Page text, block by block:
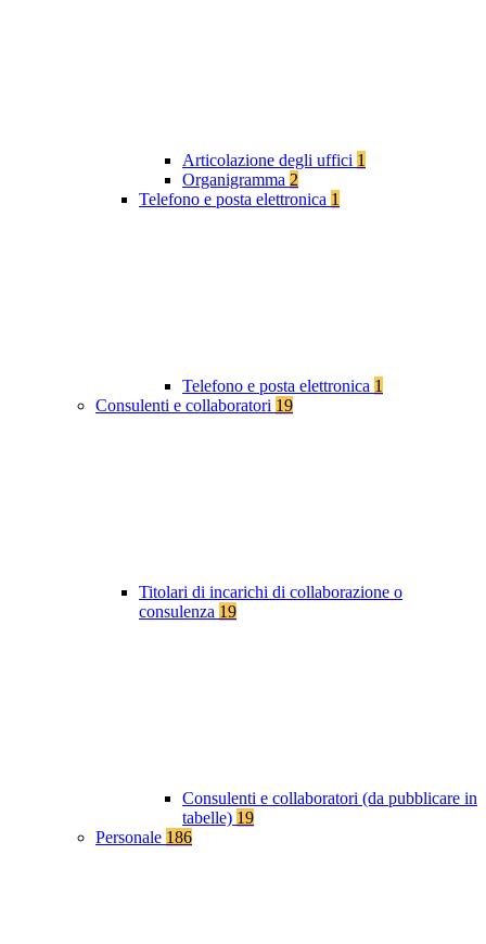
Articolazione degli uffici 1
Organigramma 2
Telefono e posta elettronica 1
Telefono e posta elettronica 1
Consulenti e collaboratori 19
Titolari di incarichi di collaborazione o
consulenza 19
Consulenti e collaboratori (da pubblicare in
tabelle) 19
Personale 186